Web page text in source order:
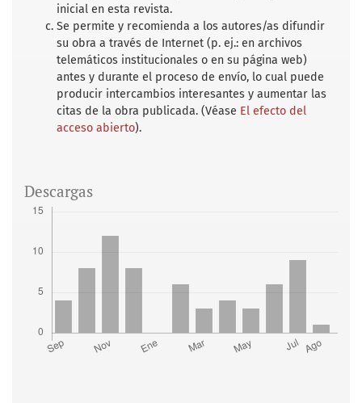
inicial en esta revista.
Se permite y recomienda a los autores/as difundir
su obra a través de Internet (p. ej.: en archivos
telemáticos institucionales o en su página web)
antes y durante el proceso de envío, lo cual puede
producir intercambios interesantes y aumentar las
citas de la obra publicada. (Véase El efecto del
acceso abierto).
Descargas